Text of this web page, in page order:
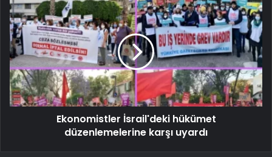
Ekonomistler İsrail'deki hükümet
düzenlemelerine karşı uyardı